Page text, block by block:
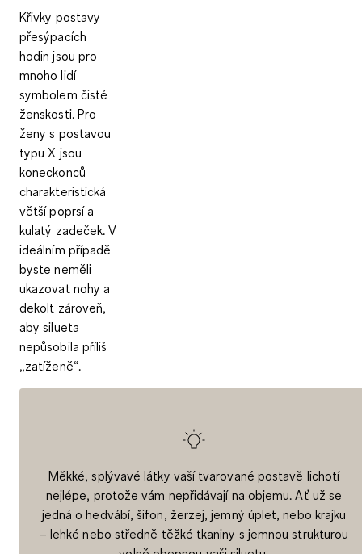
Křivky postavy
přesýpacích
hodin jsou pro
mnoho lidí
symbolem čisté
ženskosti. Pro
ženy s postavou
typu X jsou
koneckonců
charakteristická
větší poprsí a
kulatý zadeček. V
ideálním případě
bysteneměli
ukazovat nohy a
dekolt zároveň,
aby silueta
nepůsobila příliš
„zatíženě“.
Měkké, splývavé látky vaší tvarované postavě lichotí
nejlépe, protože vám nepřidávají na objemu. Ať už se
jedná o hedvábí, šifon, žerzej, jemný úplet, nebo krajku
– lehké nebo středně těžké tkaniny s jemnou strukturou